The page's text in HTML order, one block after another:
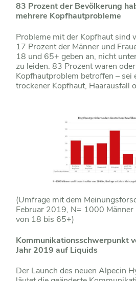
83 Prozent der Bevölkerung
mehrere Kopfhautprobleme
Probleme mit der Kopfhaut sind
17 Prozent der Männer und
18 und 65+ geben an, nicht
zu leiden. 83 Prozent waren
Kopfhautproblem betroffen – sei
trockener Kopfhaut, Haarausfall
(Umfrage mit dem
Februar 2019, N= 1000
von 18 bis 65+)
Kommunikationsschwerpunkt
Jahr 2019 auf Liquids
Der Launch des neuen Alpecin